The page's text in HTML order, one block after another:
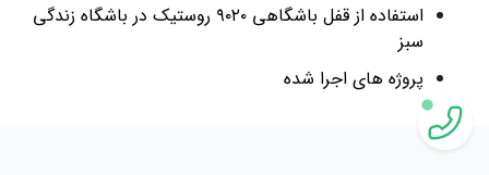
استفاده از قفل باشگاهی ۹۰۲۰ روستیک در باشگاه زندگی
سبز
پروژه های اجرا شده